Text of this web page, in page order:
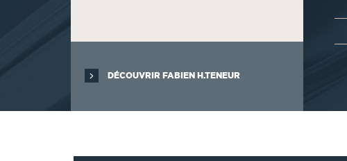
DÉCOUVRIR FABIEN H.TENEUR